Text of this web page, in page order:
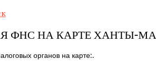
ФНС НА КАРТЕ ХАНТЫ-
органов на карте:.